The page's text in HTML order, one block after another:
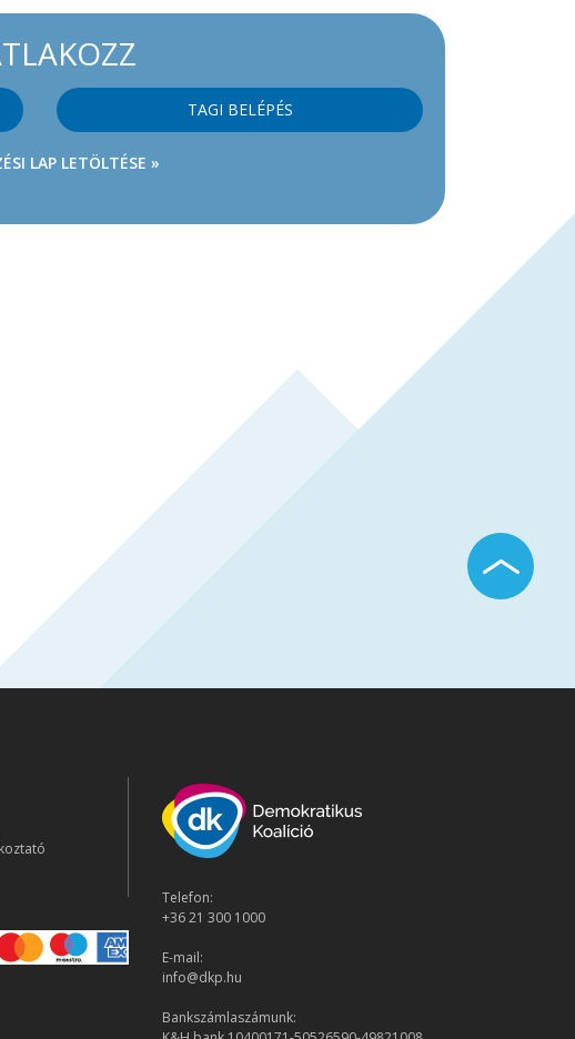
TAGI BELÉPÉS
LAP LETÖLTÉSE »
Telefon:
+36 21 300 1000
E-mail:
info@dkp.hu
Bankszámlaszámunk: